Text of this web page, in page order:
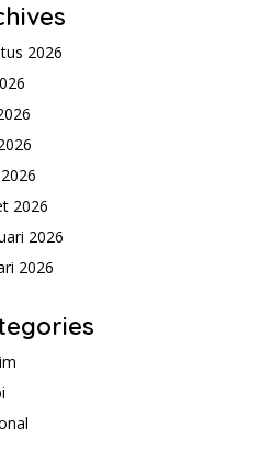
2026
2026
2026
2026